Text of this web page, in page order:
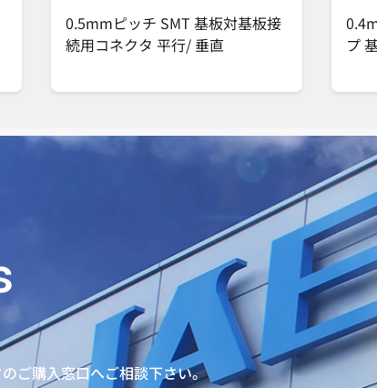
0.5mmピッチ SMT 基板対基板接
続用コネクタ 平行/ 垂直
プ
ご購入窓口へご相談下さい。